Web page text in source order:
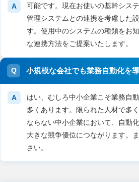
可能です。現在お使いの基幹シス
管理システムとの連携を考慮した
す。使用中のシステムの種類をお
な連携方法をご提案いたします。
小規模な会社でも業務自動化を
はい、むしろ中小企業こそ業務自
多くあります。限られた人材で多
ならない中小企業において、自動
大きな競争優位につながります。
さい。